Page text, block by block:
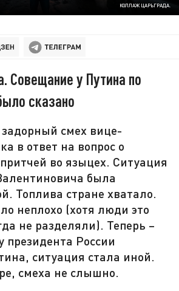
КОЛЛАЖ ЦАРЬГРАДА.
Совещание у Путина по
сказано
смех вице-
в ответ на вопрос о
во языцех. Ситуация
была
Топлива стране хватало.
неплохо (хотя люди это
не разделяли). Теперь –
президента России
ситуация стала иной.
смеха не слышно.